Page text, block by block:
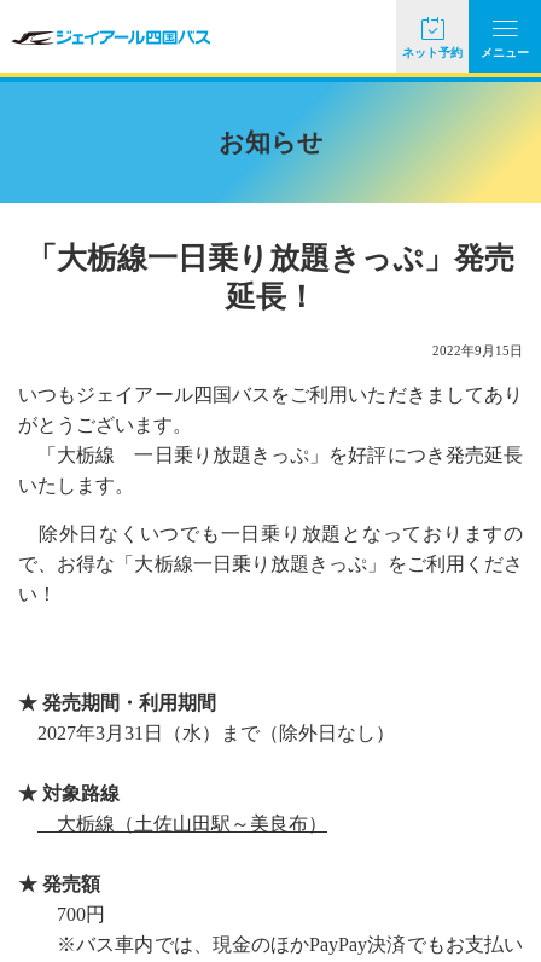
ネット予約 メニュー
お知らせ
「大栃線一日乗り放題きっぷ」発売
延長！
2022年9月15日
いつもジェイアール四国バスをご利用いただきましてあり
がとうございます。
「大栃線 一日乗り放題きっぷ」を好評につき発売延長
いたします。
除外日なくいつでも一日乗り放題となっておりますの
で、お得な「大栃線一日乗り放題きっぷ」をご利用くださ
い！
★ 発売期間・利用期間
2027年3月 31 日（水）まで（除外日なし）
★ 対象路線
大栃線（土佐山田駅～美良布）
★ 発売額
700円
※バス車内では、現金のほかPayPay決済でもお支払い